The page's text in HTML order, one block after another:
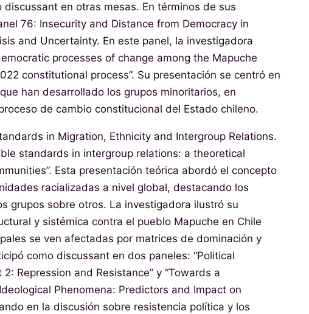
en otras mesas. En términos de sus
76: Insecurity and Distance from Democracy in
and Uncertainty. En este panel, la investigadora
processes of change among the Mapuche
constitutional process”. Su presentación se centró en
han desarrollado los grupos minoritarios, en
de cambio constitucional del Estado chileno.
in Migration, Ethnicity and Intergroup Relations.
standards in intergroup relations: a theoretical
Esta presentación teórica abordó el concepto
racializadas a nivel global, destacando los
grupos sobre otros. La investigadora ilustró su
y sistémica contra el pueblo Mapuche en Chile
se ven afectadas por matrices de dominación y
como discussant en dos paneles: “Political
Repression and Resistance” y “Towards a
Phenomena: Predictors and Impact on
en la discusión sobre resistencia política y los